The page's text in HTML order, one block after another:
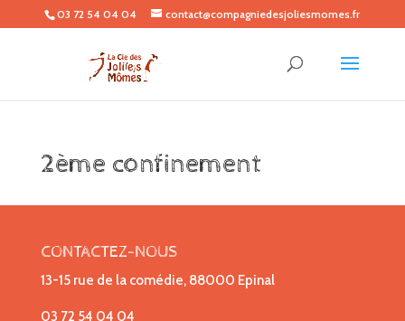
03 72 54 04 04 contact@compagniedesjoliesmomes.fr
2ème confinement
CONTACTEZ-NOUS
13-15 rue de la comédie, 88000 Epinal
03 72 54 04 04